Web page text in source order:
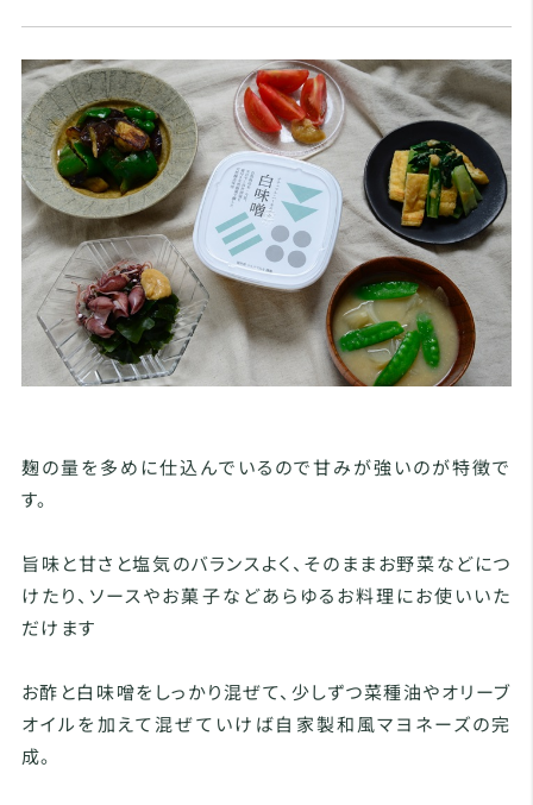
麹の量を多めに仕込んでいるので甘みが強いのが特徴で
す。
旨味と甘さと塩気のバランスよく、そのままお野菜などにつ
けたり、ソースやお菓子などあらゆるお料理にお使いいた
だけます
お酢と白味噌をしっかり混ぜて、少しずつ菜種油やオリーブ
オイルを加えて混ぜていけば自家製和風マヨネーズの完
成。